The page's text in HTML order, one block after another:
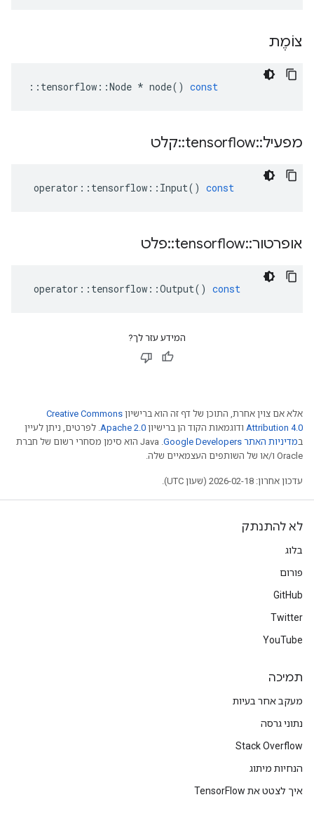
צוֹמֶת
:: tensorflow ::Node * node() const
מפעיל::
tensorflow
::קלט
operator :: tensorflow :: Input() const
אופרטור::
tensorflow
::פלט
operator :: tensorflow ::Output() const
המידע עזר לך?
אלא אם צוין אחרת, התוכן של דף זה הוא ברישיון Creative Commons
Attribution 4.0 ודוגמאות הקוד הן ברישיון Apache 2.0. לפרטים, ניתן לעיין
במדיניות האתר Google Developers‏
.‏ Java הוא סימן מסחרי רשום של חברת
Oracle ו/או של השותפים העצמאיים שלה.
עדכון אחרון: 2026-02-18 (שעון UTC).
לא להתנתק
בלוג
פורום
GitHub
Twitter
YouTube
תמיכה
מעקב אחר בעיות
נתוני גרסה
Stack Overflow
הנחיות מיתוג
איך לצטט את TensorFlow